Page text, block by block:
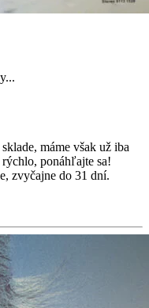
máme však už iba
ponáhľajte sa!
zvyčajne do 31 dní.